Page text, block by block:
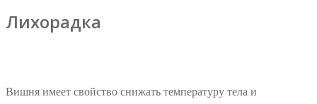
Лихорадка
Вишня имеет свойство снижать температуру тела и